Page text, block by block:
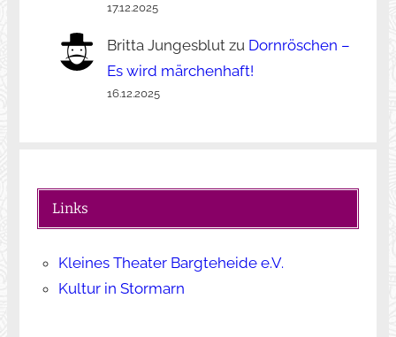
17.12.2025
Britta Jungesblutzu Dornröschen –
Es wird märchenhaft!
16.12.2025
Links
Kleines Theater Bargteheide e.V.
Kultur in Stormarn